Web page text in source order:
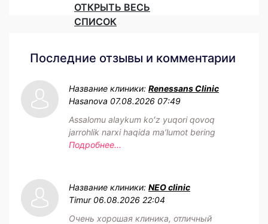
ОТКРЫТЬ ВЕСЬ
СПИСОК
Последние отзывы и комментарии
Название клиники: Renessans Clinic
Hasanova 07.08.2026 07:49
Assalomu alaykum koʻz yuqori qovoq
jarrohlik narxi haqida maʼlumot bering
Подробнее...
Название клиники: NEO clinic
Timur 06.08.2026 22:04
Очень хорошая клиника, отличный